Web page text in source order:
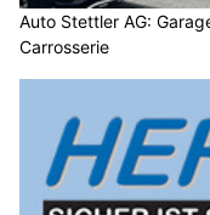
Auto Stettler AG:
Carrosserie